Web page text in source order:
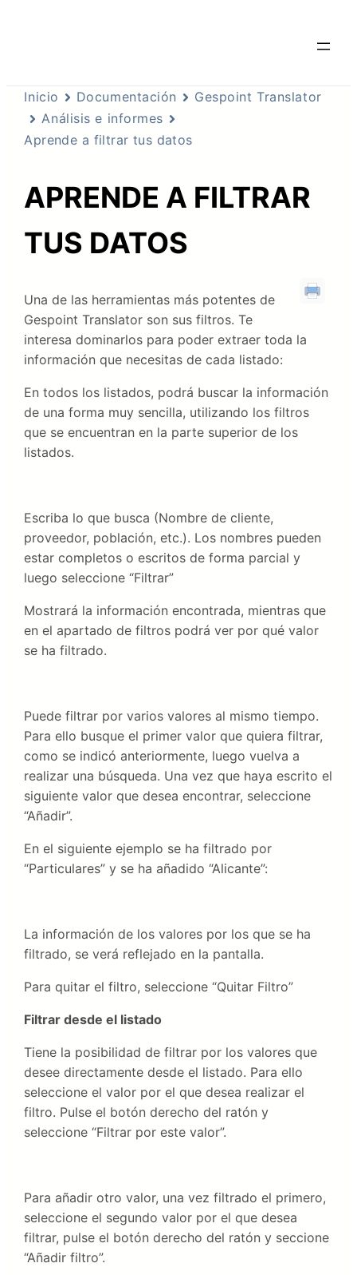
Inicio Documentación
Gespoint Translator
Análisis e informes
Aprende a filtrar tus datos
APRENDE A FILTRAR
TUS DATOS
Una de las herramientas más potentes de
Gespoint Translator son sus filtros. Te
interesa dominarlos para poder extraer toda la
información que necesitas de cada listado:
En todos los listados, podrá buscar la información
de una forma muy sencilla, utilizando los filtros
que se encuentran en la parte superior de los
listados.
Escriba lo que busca (Nombre de cliente,
proveedor, población, etc.). Los nombres pueden
estar completos o escritos de forma parcial y
luego seleccione “Filtrar”
Mostrará la información encontrada, mientras que
en el apartado de filtros podrá ver por qué valor
se ha filtrado.
Puede filtrar por varios valores al mismo tiempo.
Para ello busque el primer valor que quiera filtrar,
como se indicó anteriormente, luego vuelva a
realizar una búsqueda. Una vez que haya escrito el
siguiente valor que desea encontrar, seleccione
“Añadir”.
En el siguiente ejemplo se ha filtrado por
“Particulares” y se ha añadido “Alicante”:
La información de los valores por los que se ha
filtrado, se verá reflejado en la pantalla.
Para quitar el filtro, seleccione “Quitar Filtro”
Filtrar desde el listado
Tiene la posibilidad de filtrar por los valores que
desee directamente desde el listado. Para ello
seleccione el valor por el que desea realizar el
filtro. Pulse el botón derecho del ratón y
seleccione “Filtrar por este valor”.
Para añadir otro valor, una vez filtrado el primero,
seleccione el segundo valor por el que desea
filtrar, pulse el botón derecho del ratón y seccione
“Añadir filtro”.